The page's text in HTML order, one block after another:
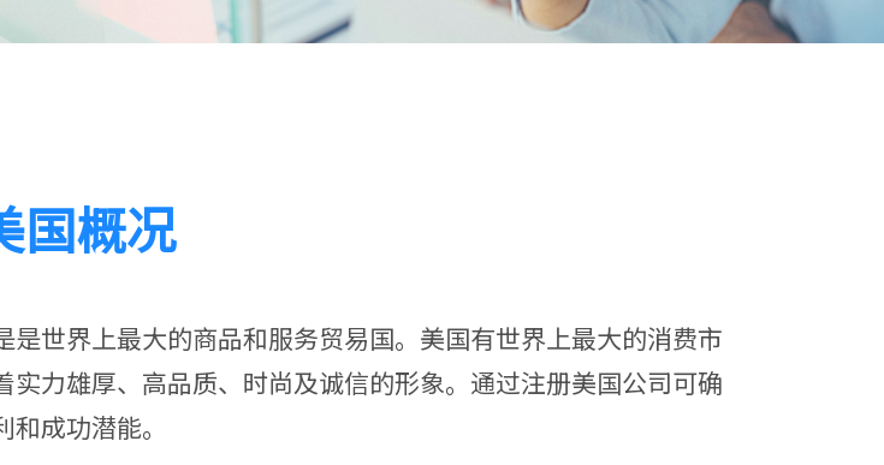
国概况
世界上最大的商品和服务贸易国。美国有世界上最大的消费市
力雄厚、高品质、时尚及诚信的形象。通过注册美国公司可确
成功潜能。